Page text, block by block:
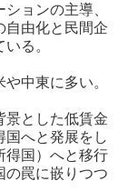
ョンの主導、
自由化と民間企
る。
中東に多い。
景とした低賃金
国へと発展をし
得国）へと移行
の罠に嵌りつつ